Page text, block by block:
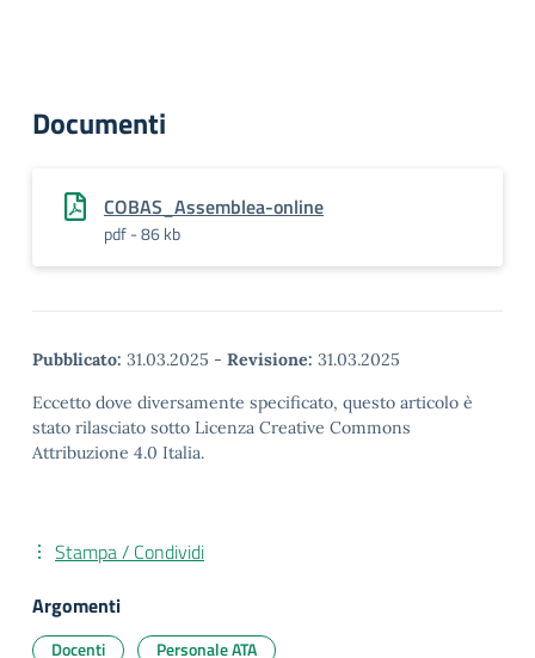
Documenti
COBAS_Assemblea-online
pdf - 86 kb
Pubblicato: 31.03.2025 - Revisione: 31.03.2025
Eccetto dove diversamente specificato, questo articolo è
stato rilasciato sotto Licenza Creative Commons
Attribuzione 4.0 Italia.
Stampa / Condividi
Argomenti
Docenti Personale ATA